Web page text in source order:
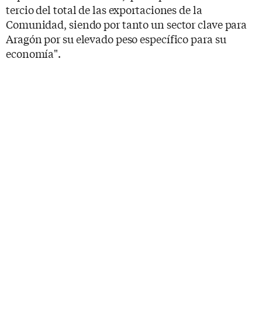
tercio del total de las exportaciones de la
Comunidad, siendo por tanto un sector clave para
Aragón por su elevado peso específico para su
economía".